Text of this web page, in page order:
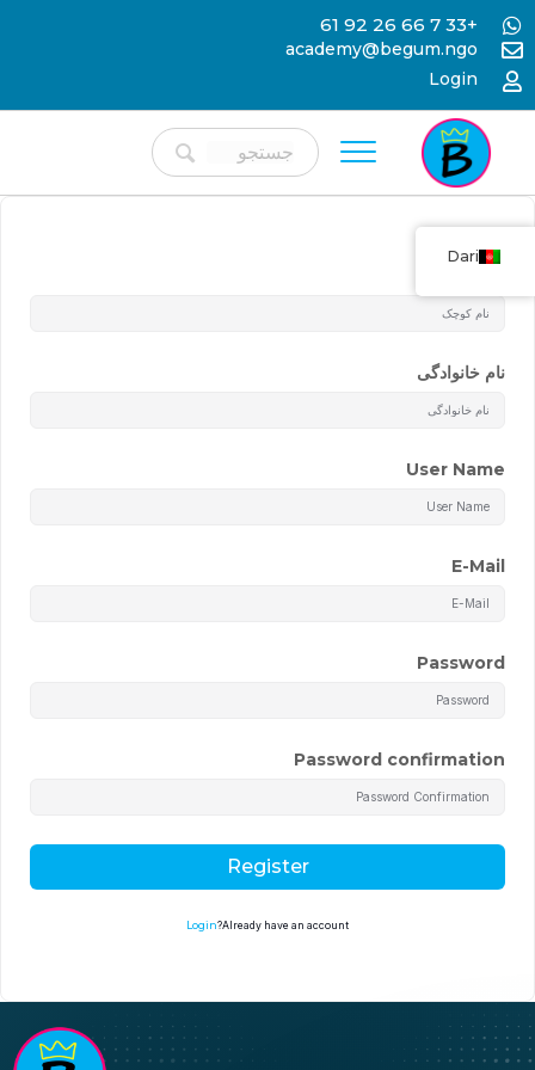
+33 7 66 26 92 61
academy@begum.ngo
Login
نام خانوادگی
User Name
E-Mail
Password
Password confirmation
Register
Already have an account?
Login
Dari